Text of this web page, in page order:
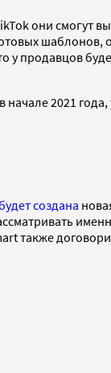
они cмогут
шаблонов,
у продавцов
2021 года,
создана
также